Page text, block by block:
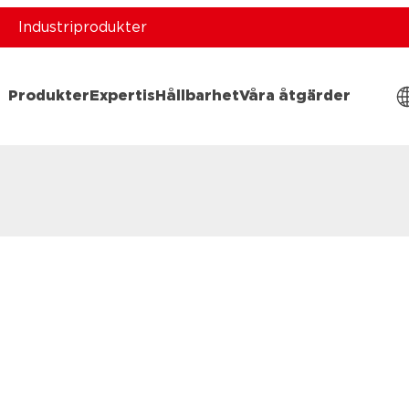
Industriprodukter
Produkter Expertis HållbarhetVåra åtgärder